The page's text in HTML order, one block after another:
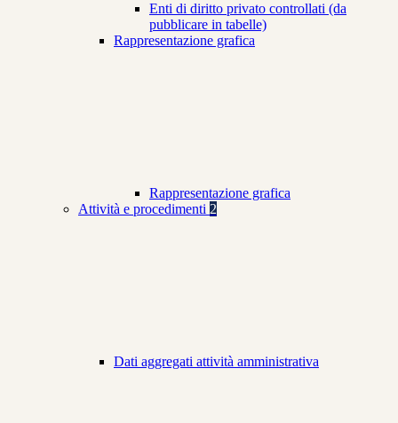
Enti di diritto privato controllati (da
pubblicare in tabelle)
Rappresentazione grafica
Rappresentazione grafica
Attività e procedimenti 2
Dati aggregati attività amministrativa